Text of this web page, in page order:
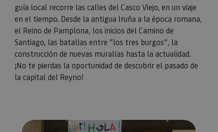
guía local recorre las calles del Casco Viejo, en un viaje
en el tiempo. Desde la antigua Iruña a la época romana,
el Reino de Pamplona, los inicios del Camino de
Santiago, las batallas entre “los tres burgos”, la
construcción de nuevas murallas hasta la actualidad.
¡No te pierdas la oportunidad de descubrir el pasado de
la capital del Reyno!